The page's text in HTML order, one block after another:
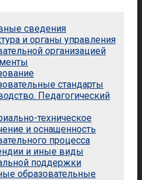
сведения
и органы управления
организацией
стандарты
Педагогический
техническое
и оснащенность
процесса
и иные виды
поддержки
образовательные